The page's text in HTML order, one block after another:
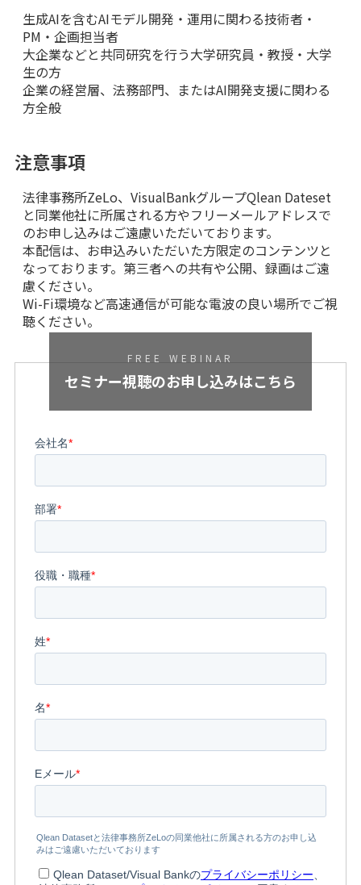
生成AIを含むAIモデル開発・運用に関わる技術者・
PM・企画担当者
大企業などと共同研究を行う大学研究員・教授・大学
生の方
企業の経営層、法務部門、またはAI開発支援に関わる
方全般
注意事項
法律事務所ZeLo、VisualBankグループQlean Dateset
と同業他社に所属される方やフリーメールアドレスで
のお申し込みはご遠慮いただいております。
本配信は、お申込みいただいた方限定のコンテンツと
なっております。第三者への共有や公開、録画はご遠
慮ください。
Wi-Fi環境など高速通信が可能な電波の良い場所でご視
聴ください。
FREE WEBINAR
セミナー視聴のお申し込みはこちら